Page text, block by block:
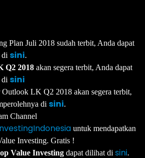
Plan Juli 2018 sudah terbit, Anda dapat
di sini.
Q2 2018 akan segera terbit, Anda dapat
di sini
LK Q2 2018 akan segera terbit,
di sini.
Channel
untuk mendapatkan
Investing. Gratis !
Value Investing dapat dilihat di sini.